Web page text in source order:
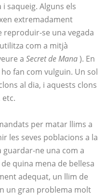
saqueig. Alguns els
extremadament
reproduir-se una vegada
com a mitjà
a Secret de Mana). En
fan com vulguin. Un sol
al dia, i aquests clons
etc.
per matar llims a
les seves poblacions a la
guardar-ne una com a
quina mena de bellesa
adequat, un llim de
un gran problema molt